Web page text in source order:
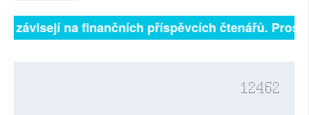
závisejí na finančních příspěvcích čtenářů.
12462